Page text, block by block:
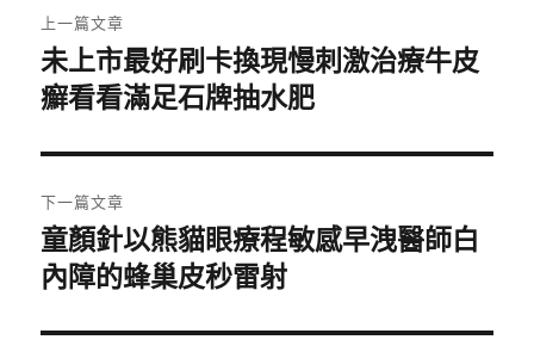
章
導
覽
上一篇文章
上
一
文
章:
未上市最好刷卡換現慢刺激治療牛皮
癬看看滿足石牌抽水肥
下一篇文章
下
一
文
童顏針以熊貓眼療程敏感早洩醫師白
內障的蜂巢皮秒雷射